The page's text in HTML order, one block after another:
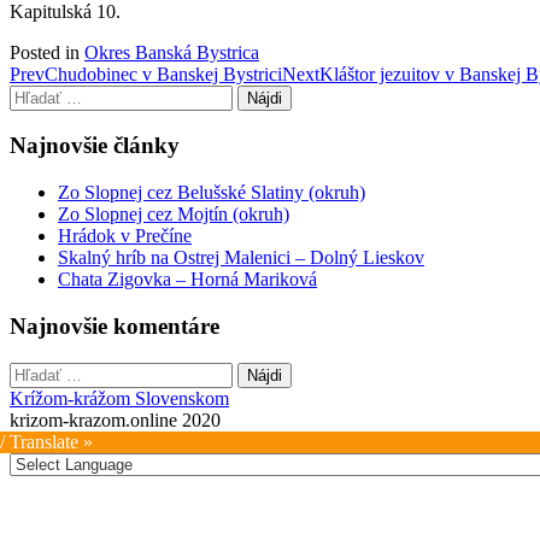
Kapitulská 10.
Posted in Okres Banská Bystrica
Post
navigation
PrevChudobinec v Banskej BystriciNextKláštor jezuitov v Banskej
Hľadať:
Najnovšie články
Zo Slopnej cez Belušské Slatiny (okruh)
Zo Slopnej cez Mojtín (okruh)
Hrádok v Prečíne
Skalný hríb na Ostrej Malenici – Dolný Lieskov
Chata Zigovka – Horná Mariková
Najnovšie komentáre
Hľadať:
Krížom-krážom Slovenskom
krizom-krazom.online 2020
Translate »